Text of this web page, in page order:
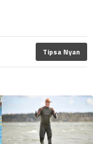
Tipsa Nyan